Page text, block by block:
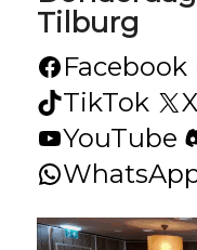
Tilburg
Facebook
TikTok
X
YouTube